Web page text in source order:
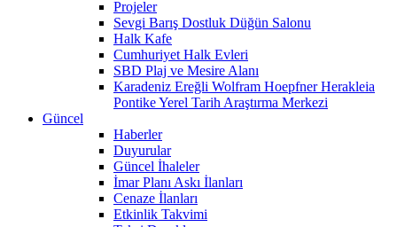
Projeler
Sevgi Barış Dostluk Düğün Salonu
Halk Kafe
Cumhuriyet Halk Evleri
SBD Plaj ve Mesire Alanı
Karadeniz Ereğli Wolfram Hoepfner Herakleia
Pontike Yerel Tarih Araştırma Merkezi
Güncel
Haberler
Duyurular
Güncel İhaleler
İmar Planı Askı İlanları
Cenaze İlanları
Etkinlik Takvimi